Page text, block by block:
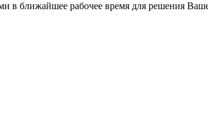
в ближайшее рабочее время для решения